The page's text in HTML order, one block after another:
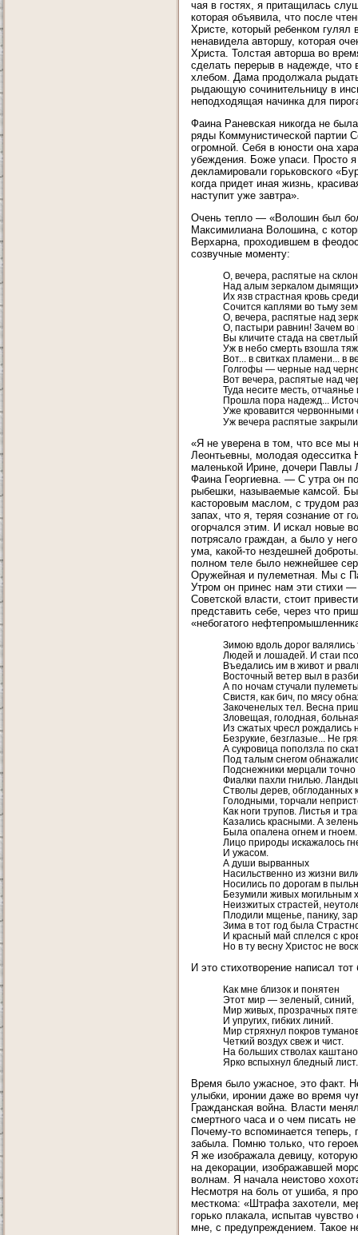
чая в гостях, я притащилась
которая объявила, что после
Христе, который ребенком
ненавидела авторшу, которая
Христа. Толстая авторша во
сделать перерыв в надежде, что
хлебом. Дама продолжала
рыдающую сочинительницу в
неподходящая начинка для
Фаина Раневская никогда не
ряды Коммунистической партии
огромной. Себя в юности она
убеждения. Боже упаси. Просто
декламировали горьковского
когда придет иная жизнь,
наступит уже завтра».
Очень тепло — «Волошин был
Максимилиана Волошина, с
Верхарна, проходившем в
созвучные моменту:
О, вечера, распятые на
Над алым зеркалом
Их язв страстная кровь
Сочится каплями во тьму
О, вечера, распятые над
О, пастыри равнин! Зачем во
Вы кличите стада на
Уж в небо смерть взошла
Вот... в свитках пламени... в
Голгофы — черные над
Вот вечера, распятые над
Туда несите месть, отчаянье
Прошла пора надежд...
Уже кровавится червонными
Уж вечера распятые
«Я не уверена в том, что все мы
Леонтьевны, молодая одесситка
маленькой Ирине, дочери
Фаина Георгиевна. — С утра он
рыбешки, называемые камсой.
касторовым маслом, с трудом
запах, что я, теряя сознание от
огорчался этим. И искал новые
потрясало граждан, а было у
ума, какой-то нездешней
полном теле было нежнейшее
Оружейная и пулеметная. Мы с
Утром он принес нам эти стихи
Советской власти, стоит
представить себе, через что
«небогатого
Зимою вдоль дорог валялись
Людей и лошадей. И стаи
Въедались им в живот и
Восточный ветер выл в
А по ночам стучали
Свистя, как бич, по мясу
Закоченелых тел. Весна
Зловещая, голодная,
Из сжатых чресл рождались
Безрукие, безглазые... Не
А сукровица поползла по
Под талым снегом
Подснежники мерцали точно
Фиалки пахли гнилью.
Стволы дерев, обглоданных
Голодными, торчали
Как ноги трупов. Листья и
Казались красными. А
Была опалена огнем и гноем.
Лицо природы искажалось
И ужасом.
А души вырванных
Насильственно из жизни
Носились по дорогам в
Безумили живых могильным
Неизжитых страстей,
Плодили мщенье, панику,
Зима в тот год была
И красный май сплелся с
Но в ту весну Христос не
И это стихотворение написал
Как мне близок и понятен
Этот мир — зеленый, синий,
Мир живых, прозрачных
И упругих, гибких линий.
Мир стряхнул покров
Четкий воздух свеж и чист.
На больших стволах
Ярко вспыхнул бледный
Время было ужасное, это факт.
улыбки, иронии даже во время
Гражданская война. Власти
смертного часа и о чем писать
Почему-то вспоминается
забыла. Помню только, что
Я же изображала девицу,
на декорации, изображавшей
волнам. Я начала неистово
Несмотря на боль от ушиба, я
месткома: «Штрафа захотели,
горько плакала, испытав
мне, с предупреждением. Такое